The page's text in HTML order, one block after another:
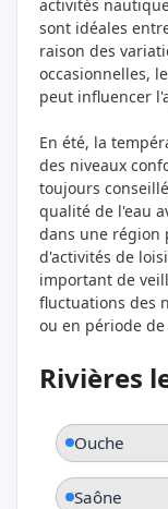
activités
sont idéales
raison des
occasionnelles,
peut influencer
En été, la
des niveaux
toujours
qualité de l'eau
dans une région
d'activités de
important de
fluctuations des
ou en période de
Rivières
Ouche
Saône